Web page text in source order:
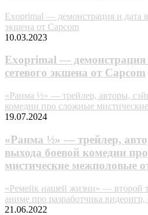
Exoprimal — демонстрация и дата
экшена от Capcom
10.03.2023
Exoprimal — демонстрация
сетевого экшена от Capcom
«Ранма ½» — трейлер, авторы,
комедии про сложные
19.07.2024
«Ранма ½» — трейлер,
выхода боевой комедии
мистические межполовые
«Ремейк нашей жизни» — второй
аниме про разработчика
21.06.2022